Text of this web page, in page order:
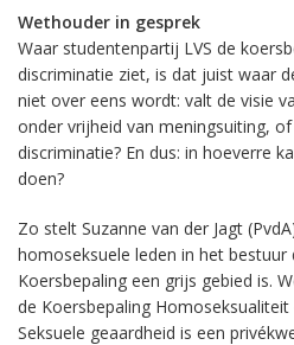
Wethouder in gesprek
Waar studentenpartij LVS de
discriminatie ziet, is dat juist waar
niet over eens wordt: valt de visie
onder vrijheid van meningsuiting,
discriminatie? En dus: in hoeverre
doen?
Zo stelt Suzanne van der Jagt
homoseksuele leden in het
Koersbepaling een grijs gebied is.
de Koersbepaling
Seksuele geaardheid is een